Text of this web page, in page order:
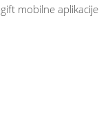
mobilne aplikacije